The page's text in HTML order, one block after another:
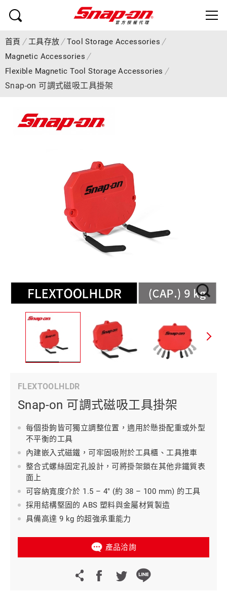
首頁 工具存放
Tool Storage Accessories
Magnetic Accessories
Flexible Magnetic Tool Storage Accessories
Snap-on 可調式磁吸工具掛架
FLEXTOOLHLDR
Snap-on 可調式磁吸工具掛架
每個掛鉤皆可獨立調整位置，適用於懸掛配重或外型
不平衡的工具
內建嵌入式磁鐵，可牢固吸附於工具櫃、工具推車
整合式螺絲固定孔設計，可將掛架鎖在其他非鐵質表
面上
可容納寬度介於 1.5 – 4" (約 38 – 100 mm) 的工具
採用結構堅固的 ABS 塑料與金屬材質製造
具備高達 9 kg 的超強承重能力
產品洽詢